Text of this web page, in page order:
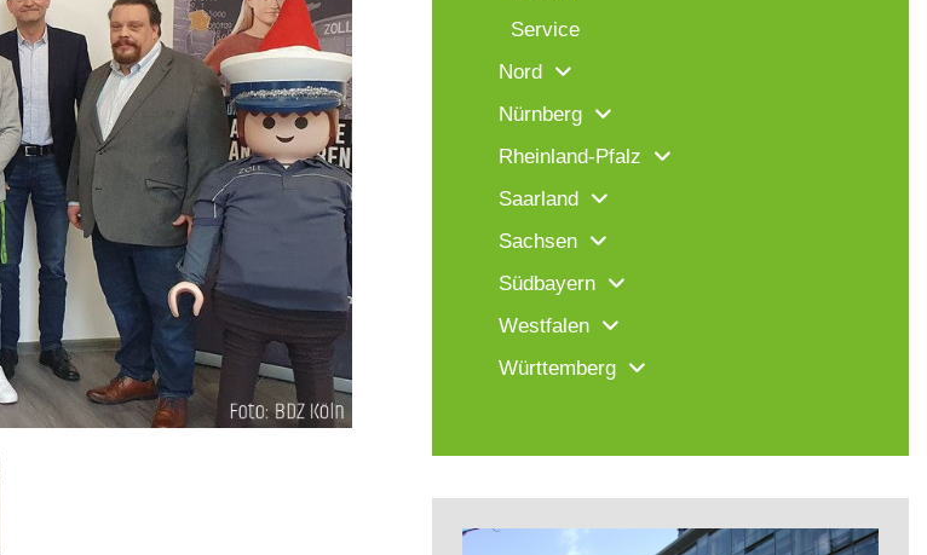
Service
Nord
Nürnberg
Rheinland-Pfalz
Saarland
Sachsen
Südbayern
Westfalen
Württemberg